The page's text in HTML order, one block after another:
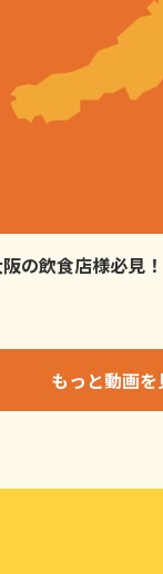
の飲食店様必見
もっと動画を